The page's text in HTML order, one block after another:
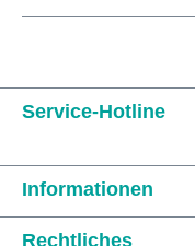
Service-Hotline
Informationen
Rechtliches